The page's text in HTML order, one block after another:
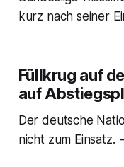
kurz nach seiner
Füllkrug auf
auf
Der deutsche
nicht zum